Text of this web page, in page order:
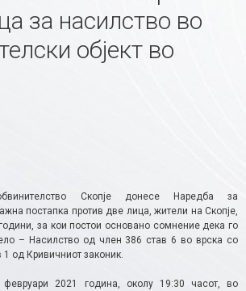
за насилство во
објект во
Скопје донесе Наредба за
постапка против две лица, жители на Скопје,
за кои постои основано сомнение дека го
– Насилство од член 386 став 6 во врска со
1 од Кривичниот законик.
2021 година, околу 19:30 часот, во